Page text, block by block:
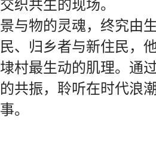
景与物的灵魂，终究由
民、归乡者与新住民，
埭村最生动的肌理。通
的共振，聆听在时代浪
事。